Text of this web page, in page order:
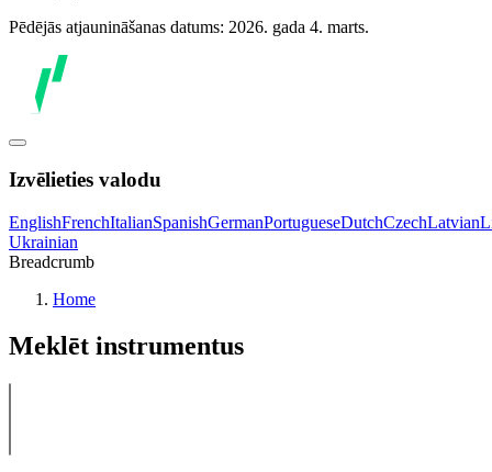
Pēdējās atjaunināšanas datums: 2026. gada 4. marts.
Izvēlieties valodu
EnglishFrenchItalianSpanishGermanPortugueseDutchCzechLatvian
Ukrainian
Breadcrumb
Home
Meklēt instrumentus